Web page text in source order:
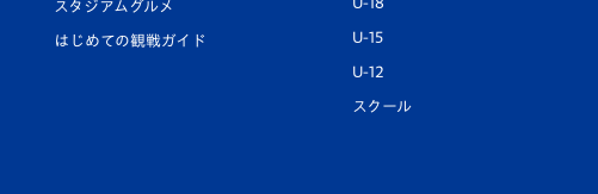
スタジアムグルメ
はじめての観戦ガイド U-15
U-12
スクール